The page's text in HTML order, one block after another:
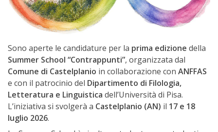
Sono aperte le candidature per la prima edizione della
Summer School “Contrappunti”, organizzata dal
Comune di Castelplanio in collaborazione con ANFFAS
e con il patrocinio del Dipartimento di Filologia,
Letteratura e Linguistica dell’Università di Pisa.
L’iniziativa si svolgerà a Castelplanio (AN) il 17 e 18
luglio 2026.